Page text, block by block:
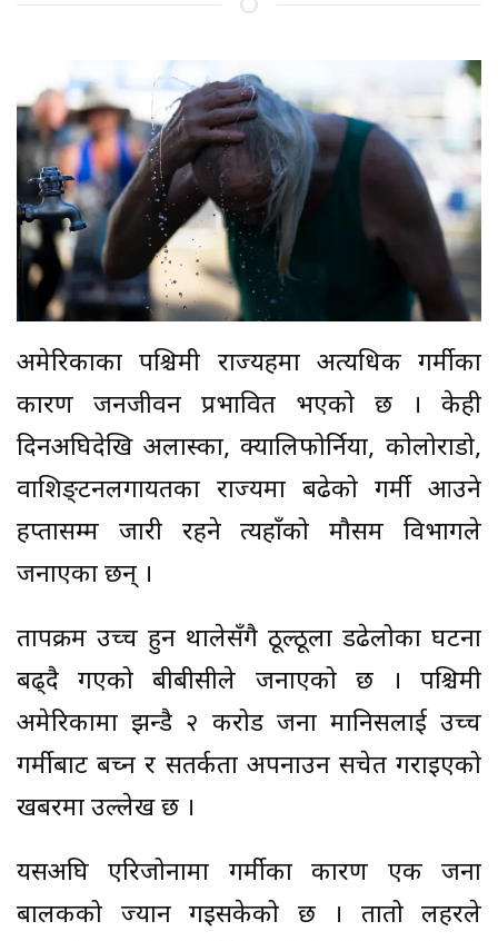
अमेरिकाका पश्चिमी राज्यहरूमा अत्यधिक गर्मीका
कारण जनजीवन प्रभावित भएको छ । केही
दिनअघिदेखि अलास्का, क्यालिफोर्निया, कोलोराडो,
वाशिङ्टनलगायतका राज्यमा बढेको गर्मी आउने
हप्तासम्म जारी रहने त्यहाँको मौसम विभागले
जनाएका छन् ।
तापक्रम उच्च हुन थालेसँगै ठूल्ठूला डढेलोका घटना
बढ्दै गएको बीबीसीले जनाएको छ । पश्चिमी
अमेरिकामा झन्डै २ करोड जना मानिसलाई उच्च
गर्मीबाट बच्न र सतर्कता अपनाउन सचेत गराइएको
खबरमा उल्लेख छ ।
यसअघि एरिजोनामा गर्मीका कारण एक जना
बालकको ज्यान गइसकेको छ । तातो लहरले